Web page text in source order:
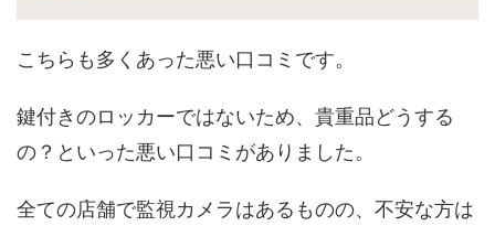
こちらも多くあった悪い口コミです。
鍵付きのロッカーではないため、貴重品どうする
の？といった悪い口コミがありました。
全ての店舗で監視カメラはあるものの、不安な方は